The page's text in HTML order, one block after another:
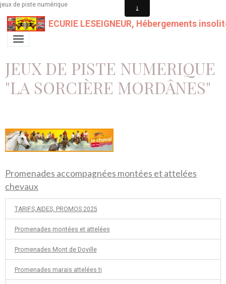
jeux de piste numérique
ECURIE LESEIGNEUR, Hébergements
JEUX DE PISTE NUMERIQUE
"LA SORCIÈRE MORDÂNES"
Promenades accompagnées montées et attelées
chevaux
TARIFS,AIDES, PROMOS 2025
Promenades montées et attelées
Promenades Mont de Doville
Promenades marais attelées ti